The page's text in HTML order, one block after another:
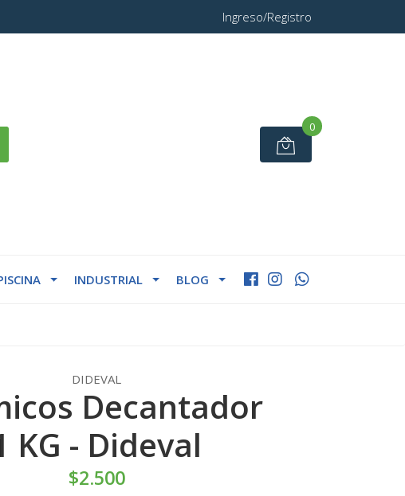
Ingreso/Registro
0
INDUSTRIAL BLOG
DIDEVAL
Decantador
KG - Dideval
$2.500